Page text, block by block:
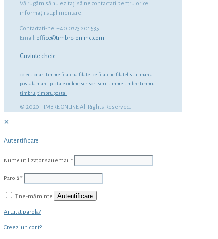
Vă rugăm să nu ezitaţi să ne contactaţi pentru orice
informaţii suplimentare.
Contactati-ne: +40 0723 201 535
Email: office@timbre-online.com
Cuvinte cheie
colectionari timbre filateliafilatelice filatelie filatelistul marca
postala marci postale online scrisori serii timbre timbre timbru
timbrul timbru postal
© 2020 TIMBRE ONLINE All Rights Reserved.
✕
Autentificare
Nume utilizator sau email *
Parolă *
Ține-mă minte Autentificare
Ai uitat parola?
Creezi un cont?